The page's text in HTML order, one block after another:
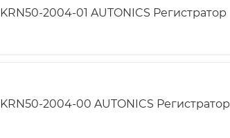
KRN50-2004-01 AUTONICS Регистратор
KRN50-2004-00 AUTONICS Регистратор